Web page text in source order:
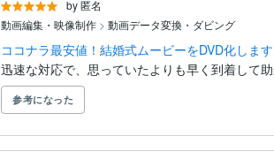
by 匿名
動画編集・映像制作 > 動画データ変換・ダビング
ココナラ最安値！結婚式ムービーをDVD化しま
迅速な対応で、思っていたよりも早く到着して助
参考になった